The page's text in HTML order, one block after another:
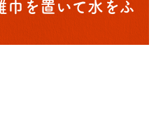
巾を置いて水をふ